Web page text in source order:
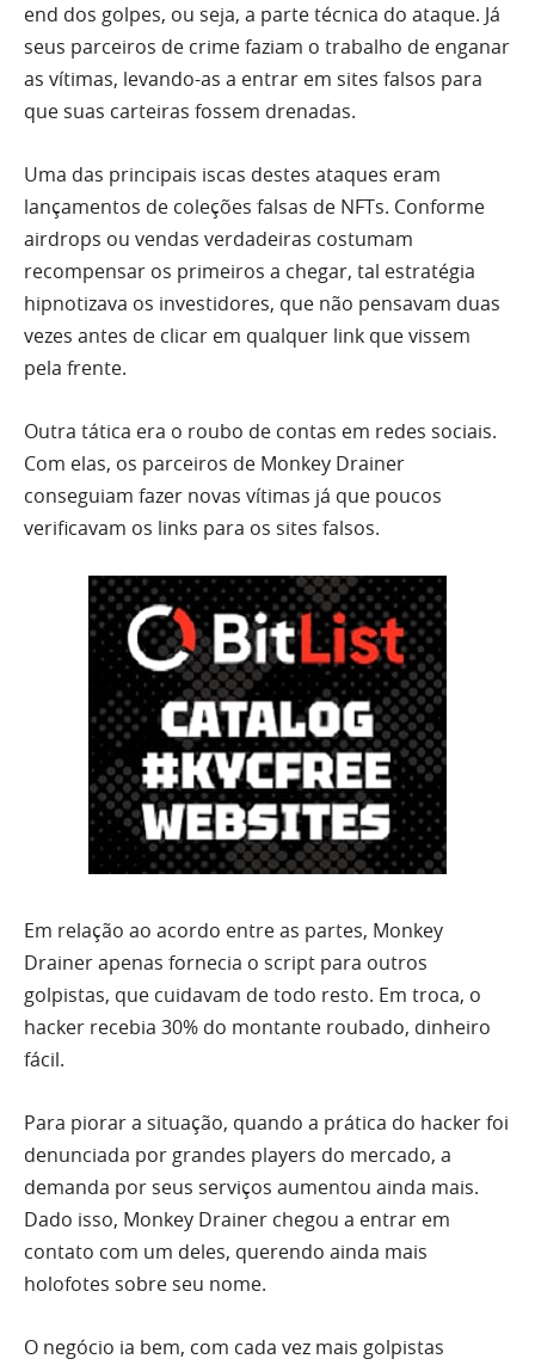
end dos golpes, ou seja, a parte técnica do ataque. Já
seus parceiros de crime faziam o trabalho de enganar
as vítimas, levando-as a entrar em sites falsos para
que suas carteiras fossem drenadas.
Uma das principais iscas destes ataques eram
lançamentos de coleções falsas de NFTs. Conforme
airdrops ou vendas verdadeiras costumam
recompensar os primeiros a chegar, tal estratégia
hipnotizava os investidores, que não pensavam duas
vezes antes de clicar em qualquer link que vissem
pela frente.
Outra tática era o roubo de contas em redes sociais.
Com elas, os parceiros de Monkey Drainer
conseguiam fazer novas vítimas já que poucos
verificavam os links para os sites falsos.
Em relação ao acordo entre as partes, Monkey
Drainer apenas fornecia o script para outros
golpistas, que cuidavam de todo resto. Em troca, o
hacker recebia 30% do montante roubado, dinheiro
fácil.
Para piorar a situação, quando a prática do hacker foi
denunciada por grandes players do mercado, a
demanda por seus serviços aumentou ainda mais.
Dado isso, Monkey Drainer chegou a entrar em
contato com um deles, querendo ainda mais
holofotes sobre seu nome.
O negócio ia bem, com cada vez mais golpistas